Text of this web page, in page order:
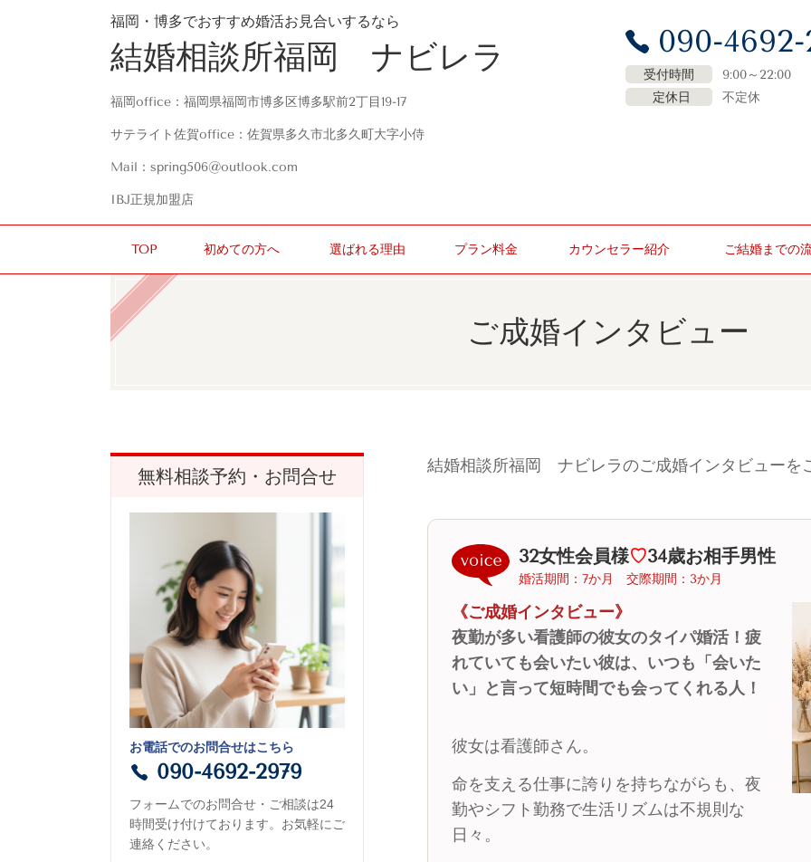
福岡・博多でおすすめ婚活お見合いするなら
結婚相談所福岡 ナビレラ
福岡office：福岡県福岡市博多区博多駅前2丁目19-17
サテライト佐賀office：佐賀県多久市北多久町大字小侍
Mail：spring506@outlook.com
IBJ正規加盟店
090-
受付時間
9:00～22:00
定休日
不定休
TOP 初めての方へ 選ばれる理由 プラン料金 カウンセラー紹介 ご結婚までの
ご成婚インタビュー
結婚相談所福岡 ナビレラのご成婚インタビューを
32女性会員様♡34歳お相手男性
婚活期間：7か月 交際期間：3か月
《ご成婚インタビュー》
夜勤が多い看護師の彼女のタイパ婚活！疲
れていても会いたい彼は、いつも「会いた
い」と言って短時間でも会ってくれる人！
彼女は看護師さん。
命を支える仕事に誇りを持ちながらも、夜
勤やシフト勤務で生活リズムは不規則な
日々。
無料相談予約・お問合せ
お電話でのお問合せはこちら
090-4692-2979
フォームでのお問合せ・ご相談は24
時間受け付けております。お気軽にご
連絡ください。